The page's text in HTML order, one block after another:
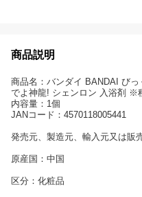
商品説明
商品名：バンダイ BANDAI び
でよ神龍! シェンロン 入浴剤 ※
内容量：1個
JANコード：4570118005441
発売元、製造元、輸入元又は販
原産国：中国
区分：化粧品